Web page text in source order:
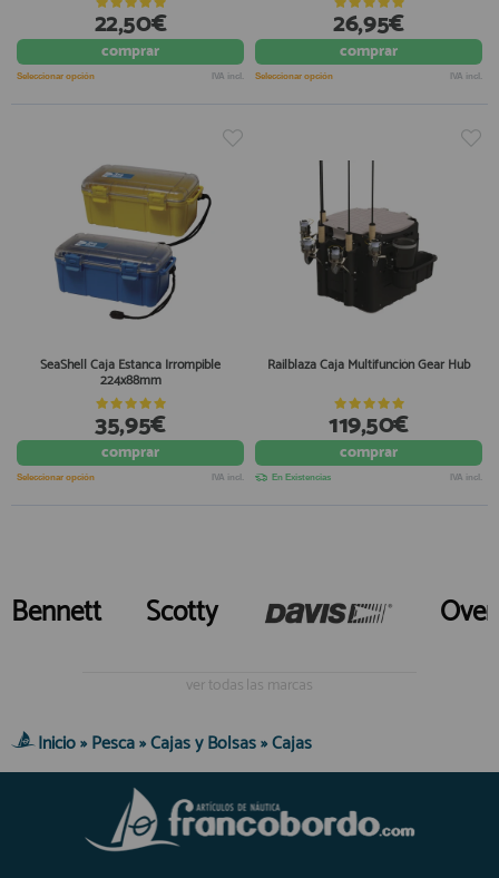
22,50€
comprar
Seleccionar opción IVA incl.
26,95€
comprar
Seleccionar opción IVA incl.
SeaShell Caja Estanca Irrompible
224x88mm
35,95€
comprar
Seleccionar opción IVA incl.
Railblaza Caja Multifunción Gear Hub
119,50€
comprar
En Existencias IVA incl.
Bennett Scotty
ver todas las marcas
Inicio»Pesca»Cajas y Bolsas»Cajas